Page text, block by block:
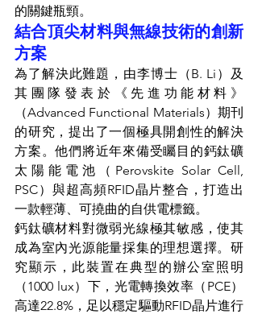
的關鍵瓶頸。
結合頂尖材料與無線技術的創新
方案
為了解決此難題，由李博士（B. Li）及
其團隊發表於《先進功能材料》
（Advanced Functional Materials）期刊
的研究，提出了一個極具開創性的解決
方案。他們將近年來備受矚目的鈣鈦礦
太陽能電池（Perovskite Solar Cell,
PSC）與超高頻RFID晶片整合，打造出
一款輕薄、可撓曲的自供電標籤。
鈣鈦礦材料對微弱光線極其敏感，使其
成為室內光源能量採集的理想選擇。研
究顯示，此裝置在典型的辦公室照明
（1000 lux）下，光電轉換效率（PCE）
高達22.8%，足以穩定驅動RFID晶片進行